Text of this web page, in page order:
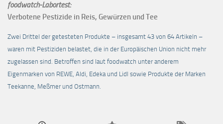
foodwatch-Labortest:
Verbotene Pestizide in Reis, Gewürzen und Tee
Zwei Drittel der getesteten Produkte – insgesamt 43 von 64 Artikeln –
waren mit Pestiziden belastet, die in der Europäischen Union nicht mehr
zugelassen sind. Betroffen sind laut foodwatch unter anderem
Eigenmarken von REWE, Aldi, Edeka und Lidl sowie Produkte der Marken
Teekanne, Meßmer und Ostmann.